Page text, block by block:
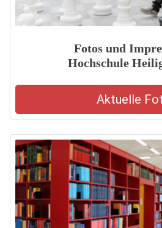
Fotos und
Hochschule
Aktuelle